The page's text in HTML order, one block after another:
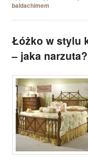
baldachimem
Łóżko w stylu
– jaka narzuta?